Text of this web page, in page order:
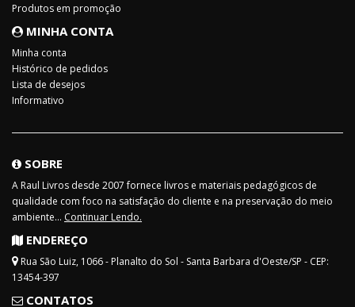
Produtos em promoção
MINHA CONTA
Minha conta
Histórico de pedidos
Lista de desejos
Informativo
SOBRE
A Raul Livros desde 2007 fornece livros e materiais pedagógicos de
qualidade com foco na satisfação do cliente e na preservação do meio
ambiente... Continuar Lendo.
ENDEREÇO
Rua São Luiz, 1066 - Planalto do Sol - Santa Barbara d'Oeste/SP - CEP:
13454-397
CONTATOS